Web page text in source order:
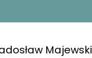
Majewski